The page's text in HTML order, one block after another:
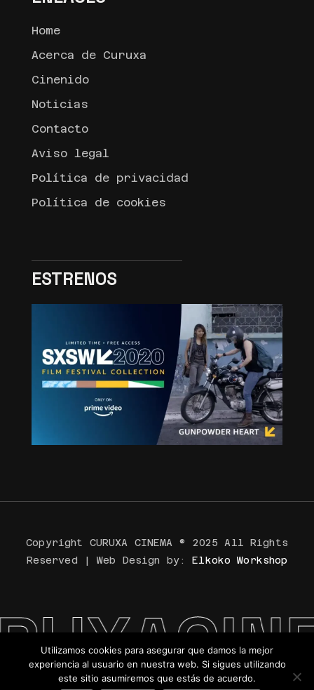
Home
Acerca de Curuxa
Cinenido
Noticias
Contacto
Aviso legal
Política de privacidad
Política de cookies
ESTRENOS
Copyright CURUXA CINEMA ® 2025 All Rights
Reserved | Web Design by:Elkoko Workshop
Utilizamos cookies para asegurar que damos la mejor
experiencia al usuario en nuestra web. Si sigues utilizando
este sitio asumiremos que estás de acuerdo.